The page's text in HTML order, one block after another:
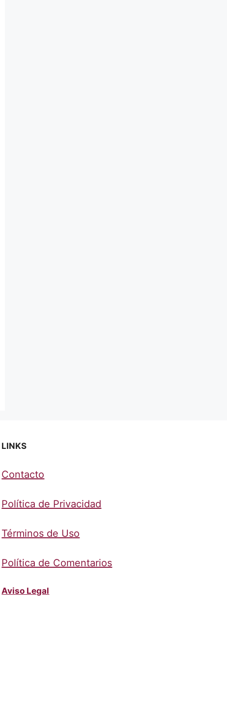
LINKS
Contacto
Política de Privacidad
Términos de Uso
Política de Comentarios
Aviso Legal